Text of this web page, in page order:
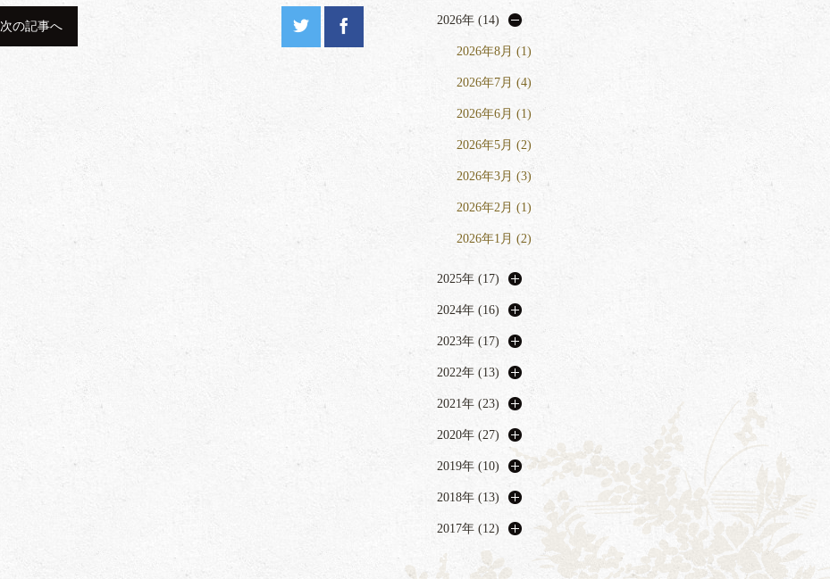
次の記事へ 2026年 (14)
2026年8月 (1)
2026年7月 (4)
2026年6月 (1)
2026年5月 (2)
2026年3月 (3)
2026年2月 (1)
2026年1月 (2)
2025年 (17)
2024年 (16)
2023年 (17)
2022年 (13)
2021年 (23)
2020年 (27)
2019年 (10)
2018年 (13)
2017年 (12)